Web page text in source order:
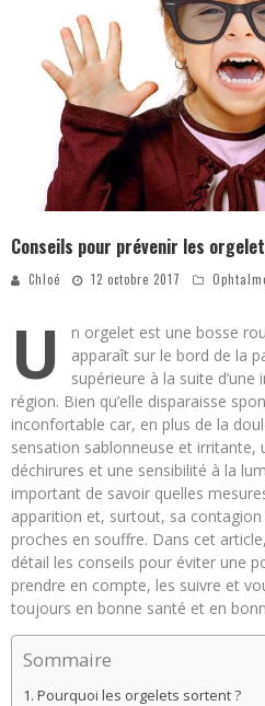
Conseils pour prévenir les
Chloé 12 octobre 2017
U
n orgelet est une bosse
apparaît sur le bord de la
supérieure à la suite
région. Bien qu’elle disparaisse
inconfortable car, en plus de la
sensation sablonneuse et irritante,
déchirures et une sensibilité à la
important de savoir quelles
apparition et, surtout, sa contagion
proches en souffre. Dans cet
détail les conseils pour éviter une
prendre en compte, les suivre et
toujours en bonne santé et en
Sommaire
Pourquoi les orgelets sortent ?